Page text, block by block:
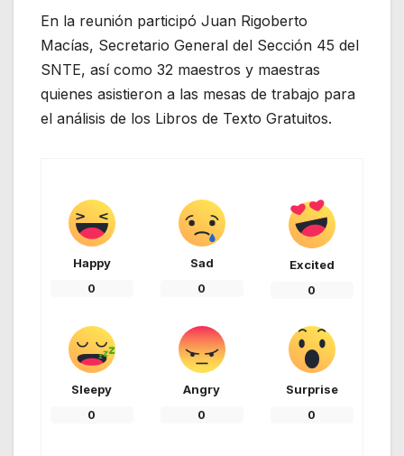
En la reunión participó Juan Rigoberto
Macías, Secretario General del Sección 45 del
SNTE, así como 32 maestros y maestras
quienes asistieron a las mesas de trabajo para
el análisis de los Libros de Texto Gratuitos.
Happy
0
Sad
0
Excited
0
Sleepy
0
Angry
0
Surprise
0